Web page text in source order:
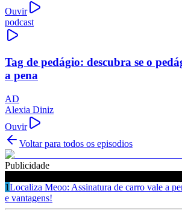
Ouvir
podcast
Tag de pedágio: descubra se o
a pena
AD
Alexia Diniz
Ouvir
Voltar para todos os episodios
Publicidade
1Localiza Meoo: Assinatura de carro vale a
e vantagens!